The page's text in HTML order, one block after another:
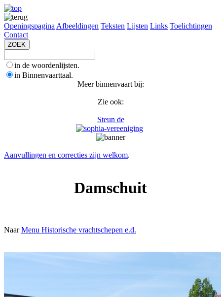
Openingspagina Afbeeldingen Teksten Lijsten Links Toelichtingen
Contact
in de woordenlijsten.
in Binnenvaarttaal.
Meer binnenvaart bij:
Zie ook:
Steun de
Aanvullingen en correcties zijn welkom.
Damschuit
NaarMenu Historische vrachtschepen e.d.